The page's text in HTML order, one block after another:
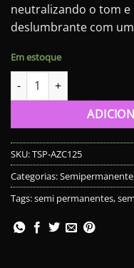
neutralizando o tom
deslumbrante com
Em estoque
Tinta Pet
SKU:TSP-AZC125
Categorias:Semipermanente
Tags:semi permanentes,